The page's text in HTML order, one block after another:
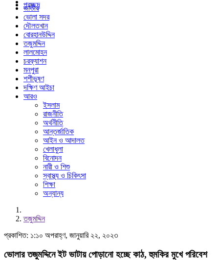
প্রচ্ছদ
জাতীয়
ভোলা সদর
দৌলতখান
বোরহানউদ্দিন
তজুমদ্দিন
লালমোহন
চরফ্যাশন
মনপুরা
শশীভূষণ
দক্ষিণ আইচা
আরও
ইসলাম
রাজনীতি
অর্থনীতি
আন্তর্জাতিক
আইন ও আদালত
খেলাধুলা
বিনোদন
নারী ও শিশু
স্বাস্থ্য ও চিকিৎসা
শিক্ষা
অন্যান্য
তজুমদ্দিন
প্রকাশিত: ১:১০ অপরাহ্ণ, জানুয়ারি ২২, ২০২৩
ভোলার তজুমদ্দিনে ইট ভাটায় পোড়ানো হচ্ছে কাঠ, হুমকির মুখে পরিবেশ